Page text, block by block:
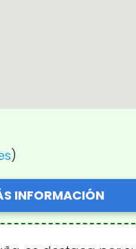
)
INFORMACIÓN